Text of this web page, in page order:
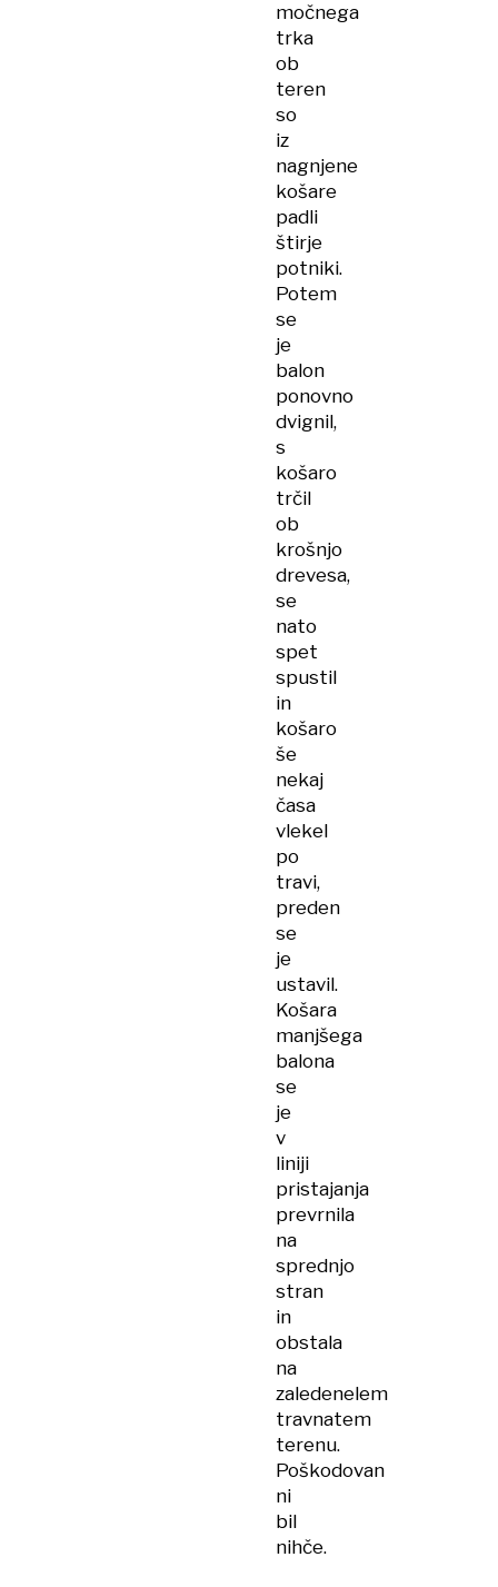
močnega
trka
ob
teren
so
iz
nagnjene
košare
padli
štirje
potniki.
Potem
se
je
balon
ponovno
dvignil,
s
košaro
trčil
ob
krošnjo
drevesa,
se
nato
spet
spustil
in
košaro
še
nekaj
časa
vlekel
po
travi,
preden
se
je
ustavil.
Košara
manjšega
balona
se
je
v
liniji
pristajanja
prevrnila
na
sprednjo
stran
in
obstala
na
zaledenelem
travnatem
terenu.
Poškodovan
ni
bil
nihče.